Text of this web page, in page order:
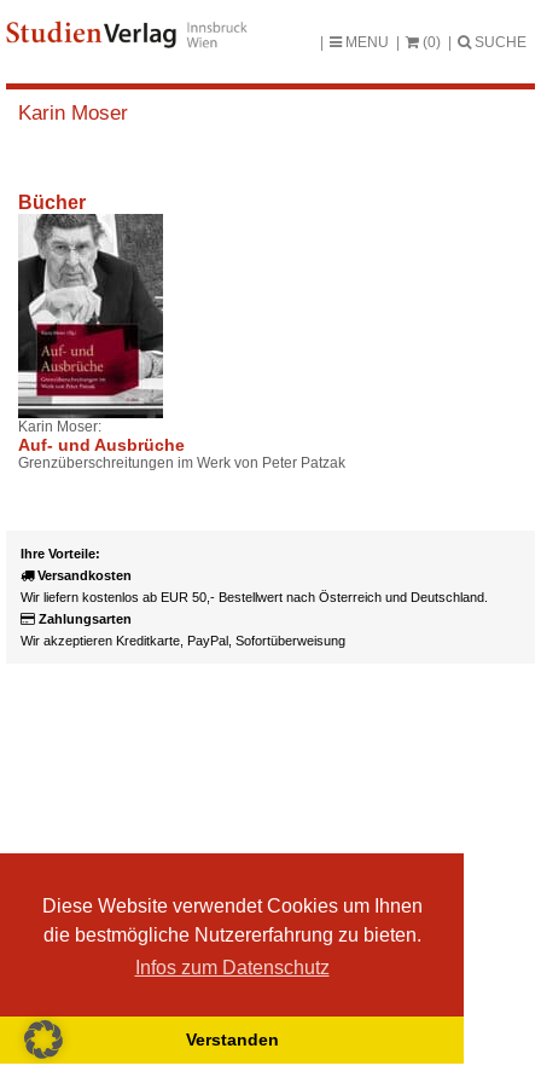
Diese Website verwendet Cookies um Ihnen
die bestmögliche Nutzererfahrung zu bieten.
Infos zum Datenschutz
Verstanden
MENU (0) SUCHE
Karin Moser
Bücher
Karin Moser:
Auf- und Ausbrüche
Grenzüberschreitungen im Werk von Peter Patzak
Ihre Vorteile:
Versandkosten
Wir liefern kostenlos ab EUR 50,- Bestellwert nach Österreich und Deutschland.
Zahlungsarten
Wir akzeptieren Kreditkarte, PayPal, Sofortüberweisung